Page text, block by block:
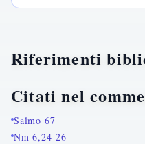
Riferimenti
Citati nel
Salmo 67
Nm 6,24-26